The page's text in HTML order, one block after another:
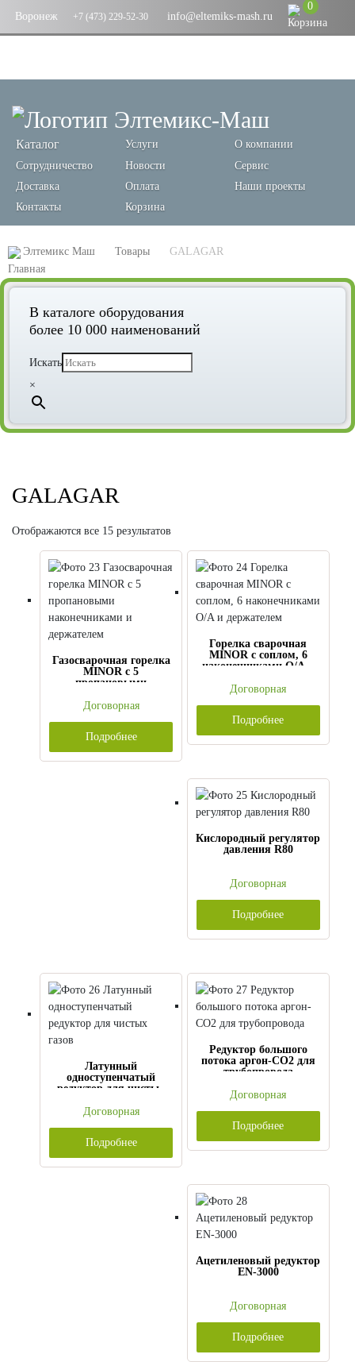
Воронеж +7 (473) 229-52-30 info@eltemiks-mash.ru
0
Каталог Услуги
О компании
Сотрудничество
Новости
Сервис
Доставка
Оплата
Наши проекты
Контакты
Корзина
Элтемикс Маш Товары GALAGAR
В каталоге оборудования
более 10 000 наименований
Искать
×
GALAGAR
Отображаются все 15 результатов
Газосварочная горелка
MINOR с 5
пропановыми
держателем
Договорная
Подробнее
Горелка сварочная
MINOR с соплом, 6
наконечниками O/A и
Договорная
Подробнее
Кислородный регулятор
давления R80
Договорная
Подробнее
Латунный
одноступенчатый
редуктор для чистых
Договорная
Подробнее
Редуктор большого
потока аргон-СО2 для
трубопровода
Договорная
Подробнее
Ацетиленовый редуктор
EN-3000
Договорная
Подробнее